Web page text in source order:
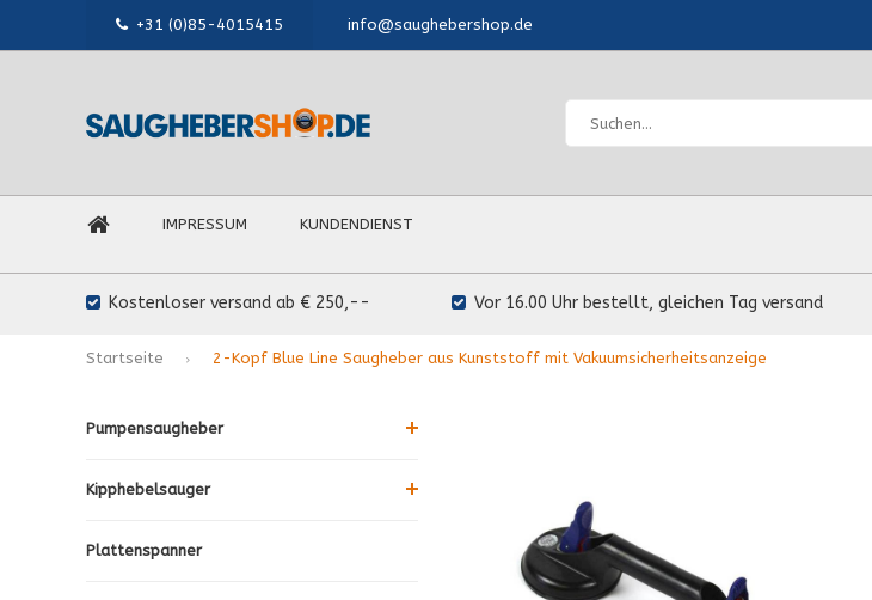
+31 (0)85-4015415 info@saughebershop.de
IMPRESSUM KUNDENDIENST
Kostenloser versand ab € 250,-- Vor 16.00 Uhr bestellt, gleichen Tag versand
Startseite 2-Kopf Blue Line Saugheber aus Kunststoff mit Vakuumsicherheitsanzeige
Pumpensaugheber
Kipphebelsauger
Plattenspanner